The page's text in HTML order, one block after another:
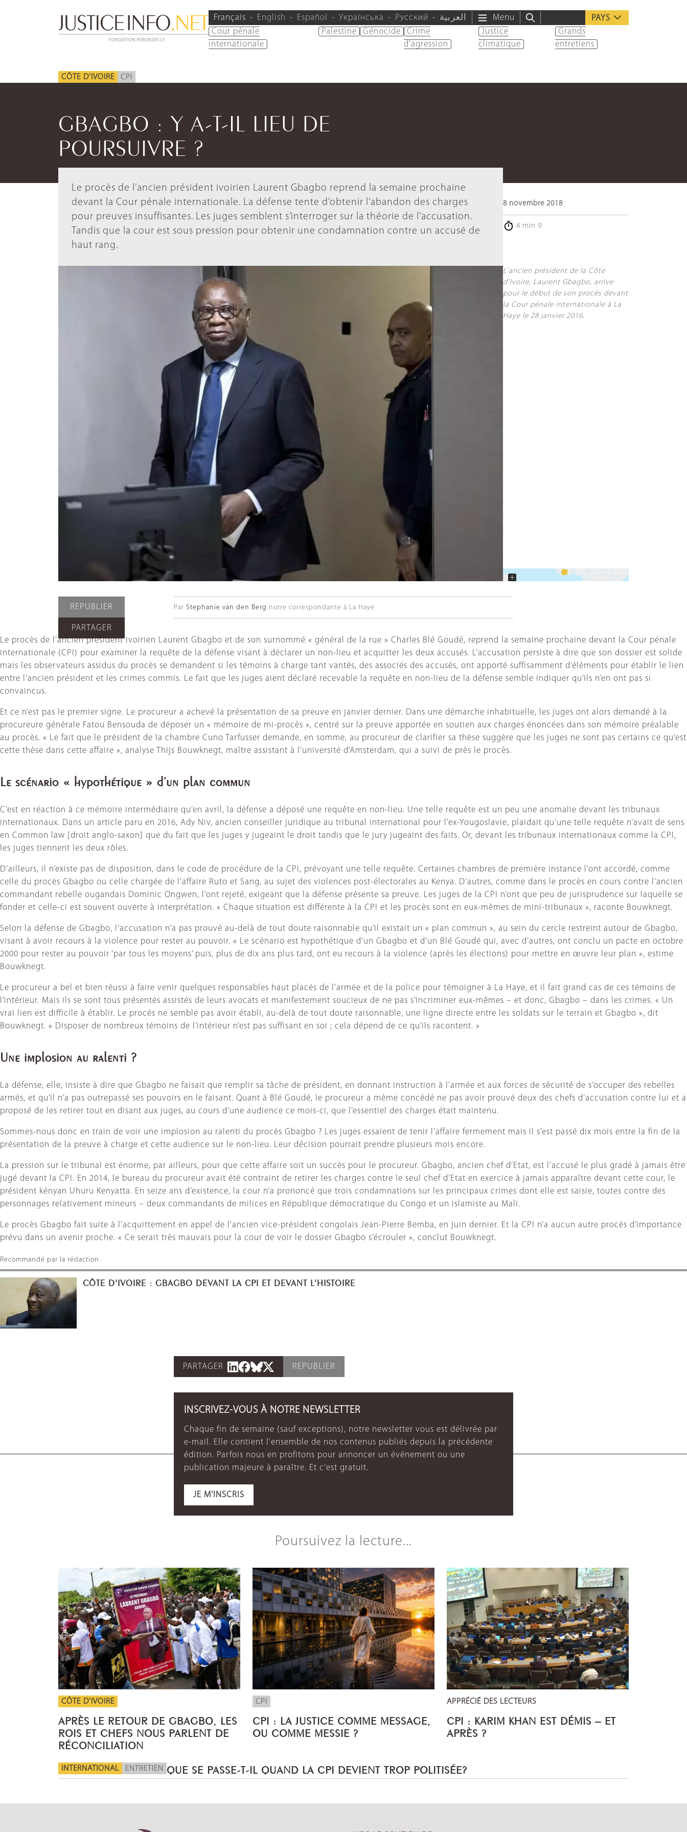
Français English Español Українська Русский العربية Menu
PAYS
Cour pénale
internationale
Palestine Génocide
Crime
d'agression
Justice
climatique
Grands
entretiens
CÔTE D’IVOIRE CPI
GBAGBO : Y A-T-IL LIEU DE
POURSUIVRE ?
Le procès de l’ancien président ivoirien Laurent Gbagbo reprend la semaine prochaine
devant la Cour pénale internationale. La défense tente d’obtenir l’abandon des charges
pour preuves insuffisantes. Les juges semblent s’interroger sur la théorie de l’accusation.
Tandis que la cour est sous pression pour obtenir une condamnation contre un accusé de
haut rang.
8 novembre 2018
4 min 9
L'ancien président de la Côte
d'Ivoire, Laurent Gbagbo, arrive
pour le début de son procès devant
la Cour pénale internationale à La
Haye le 28 janvier 2016.
+
REPUBLIER
PARTAGER
Par Stephanie van den Berg notre correspondante à La Haye
Le procès de l’ancien président ivoirien Laurent Gbagbo et de son surnommé « général de la rue » Charles Blé Goudé, reprend la semaine prochaine devant la Cour pénale
internationale (CPI) pour examiner la requête de la défense visant à déclarer un non-lieu et acquitter les deux accusés. L’accusation persiste à dire que son dossier est solide
mais les observateurs assidus du procès se demandent si les témoins à charge tant vantés, des associés des accusés, ont apporté suffisamment d’éléments pour établir le lien
entre l’ancien président et les crimes commis. Le fait que les juges aient déclaré recevable la requête en non-lieu de la défense semble indiquer qu’ils n’en ont pas si
convaincus.
Et ce n’est pas le premier signe. Le procureur a achevé la présentation de sa preuve en janvier dernier. Dans une démarche inhabituelle, les juges ont alors demandé à la
procureure générale Fatou Bensouda de déposer un « mémoire de mi-procès », centré sur la preuve apportée en soutien aux charges énoncées dans son mémoire préalable
au procès. « Le fait que le président de la chambre Cuno Tarfusser demande, en somme, au procureur de clarifier sa thèse suggère que les juges ne sont pas certains ce qu’est
cette thèse dans cette affaire », analyse Thijs Bouwknegt, maître assistant à l’université d’Amsterdam, qui a suivi de près le procès.
Le scénario « hypothétique » d’un plan commun
C’est en réaction à ce mémoire intermédiaire qu’en avril, la défense a déposé une requête en non-lieu. Une telle requête est un peu une anomalie devant les tribunaux
internationaux. Dans un article paru en 2016, Ady Niv, ancien conseiller juridique au tribunal international pour l’ex-Yougoslavie, plaidait qu’une telle requête n’avait de sens
en Common law [droit anglo-saxon] que du fait que les juges y jugeaint le droit tandis que le jury jugeaint des faits. Or, devant les tribunaux internationaux comme la CPI,
les juges tiennent les deux rôles.
D’ailleurs, il n’existe pas de disposition, dans le code de procédure de la CPI, prévoyant une telle requête. Certaines chambres de première instance l’ont accordé, comme
celle du procès Gbagbo ou celle chargée de l’affaire Ruto et Sang, au sujet des violences post-électorales au Kenya. D’autres, comme dans le procès en cours contre l’ancien
commandant rebelle ougandais Dominic Ongwen, l’ont rejeté, exigeant que la défense présente sa preuve. Les juges de la CPI n’ont que peu de jurisprudence sur laquelle se
fonder et celle-ci est souvent ouverte à interprétation. « Chaque situation est différente à la CPI et les procès sont en eux-mêmes de mini-tribunaux », raconte Bouwknegt.
Selon la défense de Gbagbo, l’accusation n’a pas prouvé au-delà de tout doute raisonnable qu’il existait un « plan commun », au sein du cercle restreint autour de Gbagbo,
visant à avoir recours à la violence pour rester au pouvoir. « Le scénario est hypothétique d’un Gbagbo et d’un Blé Goudé qui, avec d’autres, ont conclu un pacte en octobre
2000 pour rester au pouvoir ‘par tous les moyens’ puis, plus de dix ans plus tard, ont eu recours à la violence (après les élections) pour mettre en œuvre leur plan », estime
Bouwknegt.
Le procureur a bel et bien réussi à faire venir quelques responsables haut placés de l’armée et de la police pour témoigner à La Haye, et il fait grand cas de ces témoins de
l’intérieur. Mais ils se sont tous présentés assistés de leurs avocats et manifestement soucieux de ne pas s’incriminer eux-mêmes – et donc, Gbagbo – dans les crimes. « Un
vrai lien est difficile à établir. Le procès ne semble pas avoir établi, au-delà de tout doute raisonnable, une ligne directe entre les soldats sur le terrain et Gbagbo », dit
Bouwknegt. « Disposer de nombreux témoins de l’intérieur n’est pas suffisant en soi ; cela dépend de ce qu’ils racontent. »
Une implosion au ralenti ?
La défense, elle, insiste à dire que Gbagbo ne faisait que remplir sa tâche de président, en donnant instruction à l’armée et aux forces de sécurité de s’occuper des rebelles
armés, et qu’il n’a pas outrepassé ses pouvoirs en le faisant. Quant à Blé Goudé, le procureur a même concédé ne pas avoir prouvé deux des chefs d’accusation contre lui et a
proposé de les retirer tout en disant aux juges, au cours d’une audience ce mois-ci, que l’essentiel des charges était maintenu.
Sommes-nous donc en train de voir une implosion au ralenti du procès Gbagbo ? Les juges essaient de tenir l’affaire fermement mais il s’est passé dix mois entre la fin de la
présentation de la preuve à charge et cette audience sur le non-lieu. Leur décision pourrait prendre plusieurs mois encore.
La pression sur le tribunal est énorme, par ailleurs, pour que cette affaire soit un succès pour le procureur. Gbagbo, ancien chef d’Etat, est l’accusé le plus gradé à jamais être
jugé devant la CPI. En 2014, le bureau du procureur avait été contraint de retirer les charges contre le seul chef d’Etat en exercice à jamais apparaître devant cette cour, le
président kényan Uhuru Kenyatta. En seize ans d’existence, la cour n’a prononcé que trois condamnations sur les principaux crimes dont elle est saisie, toutes contre des
personnages relativement mineurs – deux commandants de milices en République démocratique du Congo et un islamiste au Mali.
Le procès Gbagbo fait suite à l’acquittement en appel de l’ancien vice-président congolais Jean-Pierre Bemba, en juin dernier. Et la CPI n’a aucun autre procès d’importance
prévu dans un avenir proche. « Ce serait très mauvais pour la cour de voir le dossier Gbagbo s’écrouler », conclut Bouwknegt.
Recommandé par la rédaction
CÔTE D'IVOIRE : GBAGBO DEVANT LA CPI ET DEVANT L'HISTOIRE
PARTAGER REPUBLIER
INSCRIVEZ-VOUS À NOTRE NEWSLETTER
Chaque fin de semaine (sauf exceptions), notre newsletter vous est délivrée par
e-mail. Elle contient l'ensemble de nos contenus publiés depuis la précédente
édition. Parfois nous en profitons pour annoncer un événement ou une
publication majeure à paraître. Et c'est gratuit.
JE M'INSCRIS
Poursuivez la lecture...
CÔTE D’IVOIRE
APRÈS LE RETOUR DE GBAGBO, LES
ROIS ET CHEFS NOUS PARLENT DE
RÉCONCILIATION
CPI
CPI : LA JUSTICE COMME MESSAGE,
OU COMME MESSIE ?
APPRÉCIÉ DES LECTEURS
CPI : KARIM KHAN EST DÉMIS – ET
APRÈS ?
INTERNATIONAL ENTRETIEN QUE SE PASSE-T-IL QUAND LA CPI DEVIENT TROP POLITISÉE?